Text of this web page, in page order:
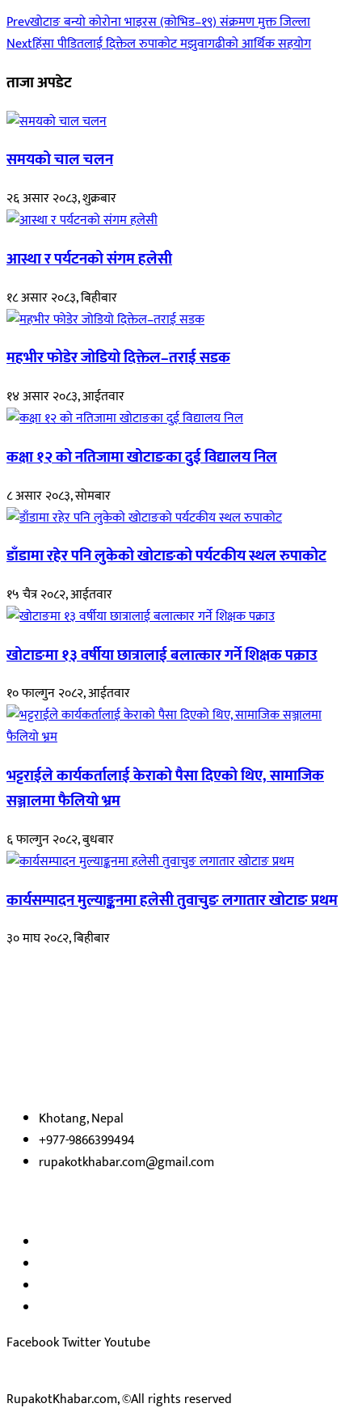
Prevखोटाङ बन्यो कोरोना भाइरस (कोभिड–१९) संक्रमण मुक्त जिल्ला
Nextहिंसा पीडितलाई दिक्तेल रुपाकोट मझुवागढीको आर्थिक सहयोग
ताजा अपडेट
समयको चाल चलन
२६ असार २०८३, शुक्रबार
आस्था र पर्यटनको संगम हलेसी
१८ असार २०८३, बिहीबार
महभीर फोडेर जोडियो दिक्तेल–तराई सडक
१४ असार २०८३, आईतवार
कक्षा १२ को नतिजामा खोटाङका दुई विद्यालय निल
८ असार २०८३, सोमबार
डाँडामा रहेर पनि लुकेको खोटाङको पर्यटकीय स्थल रुपाकोट
१५ चैत्र २०८२, आईतवार
खोटाङमा १३ वर्षीया छात्रालाई बलात्कार गर्ने शिक्षक पक्राउ
१० फाल्गुन २०८२, आईतवार
भट्टराईले कार्यकर्तालाई केराको पैसा दिएको थिए, सामाजिक
सञ्जालमा फैलियो भ्रम
६ फाल्गुन २०८२, बुधबार
कार्यसम्पादन मुल्याङ्कनमा हलेसी तुवाचुङ लगातार खोटाङ प्रथम
३० माघ २०८२, बिहीबार
Khotang, Nepal
+977-9866399494
rupakotkhabar.com@gmail.com
FacebookTwitterYoutube
RupakotKhabar.com, ©All rights reserved